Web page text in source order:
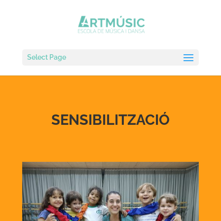
Select Page
SENSIBILITZACIÓ